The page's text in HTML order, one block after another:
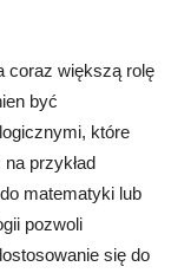
coraz większą rolę
być
które
przykład
matematyki lub
pozwoli
się do